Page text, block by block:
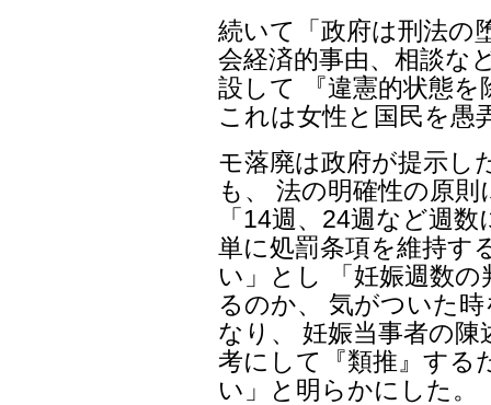
続いて「政府は刑法の
会経済的事由、相談な
設して 『違憲的状態
これは女性と国民を愚
モ落廃は政府が提示し
も、 法の明確性の原
「14週、24週など週
単に処罰条項を維持す
い」とし 「妊娠週数
るのか、 気がついた
なり、 妊娠当事者の
考にして『類推』する
い」と明らかにした。